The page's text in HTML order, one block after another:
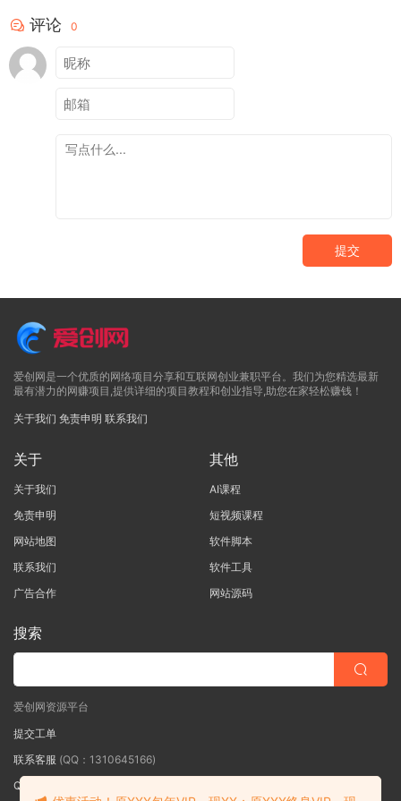
评论 0
提交
爱创网是一个优质的网络项目分享和互联网创业兼职平台。我们为您精选最新
最有潜力的网赚项目,提供详细的项目教程和创业指导,助您在家轻松赚钱！
关于我们 免责申明 联系我们
关于
关于我们
免责申明
网站地图
联系我们
广告合作
其他
AI课程
短视频课程
软件脚本
软件工具
网站源码
搜索
爱创网资源平台
提交工单
联系客服 (QQ：1310645166)
QQ群